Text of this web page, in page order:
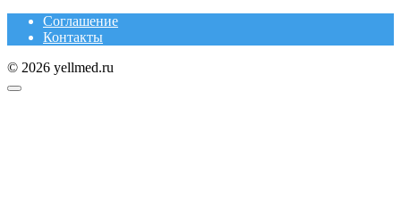
Соглашение
Контакты
© 2026 yellmed.ru